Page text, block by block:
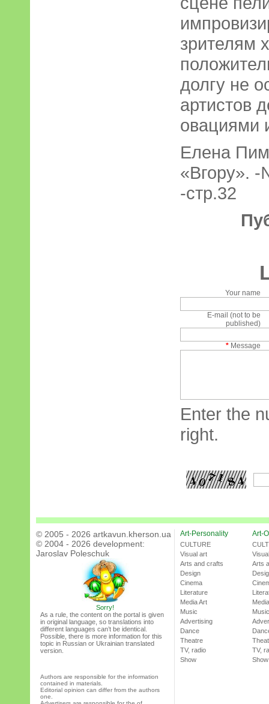
зрителям
долгу не
артистов
овациями
Елена
«Вгору».
-стр.32
Your name
E-mail (not to be
published)
* Message
Enter the
right.
© 2005 - 2026 artkavun.kherson.ua
© 2004 - 2026 development:
Jaroslav Poleschuk
Sorry!
As a rule, the content on the portal is given
in original language, so translations into
different languages can’t be identical.
Possible, there is more information for this
topic in Russian or Ukrainian translated
version.
Authors are responsible for the information
contained in materials.
Editorial opinion can differ from the authors
one.
Art-Personality
CULTURE
Visual art
Arts and crafts
Design
Cinema
Literature
Media Art
Music
Advertising
Dance
Theatre
TV, radio
Show
Art-
Arts
Music
TV,
Show